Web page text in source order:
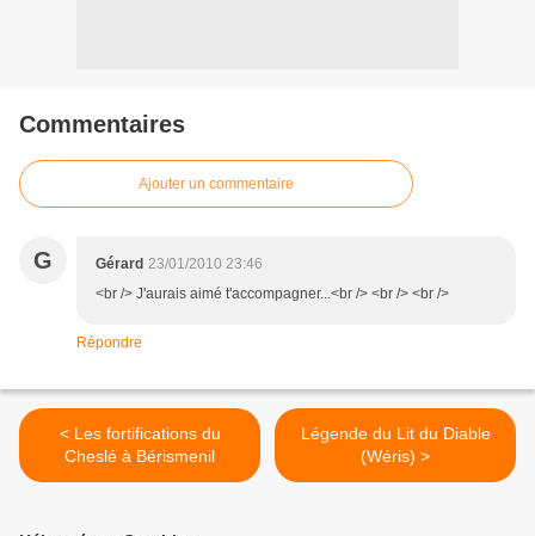
Commentaires
Ajouter un commentaire
G Gérard 23/01/2010 23:46
<br /> J'aurais aimé t'accompagner...<br /> <br /> <br />
Répondre
< Les fortifications du
Cheslé à Bérismenil
Légende du Lit du Diable
(Wéris) >